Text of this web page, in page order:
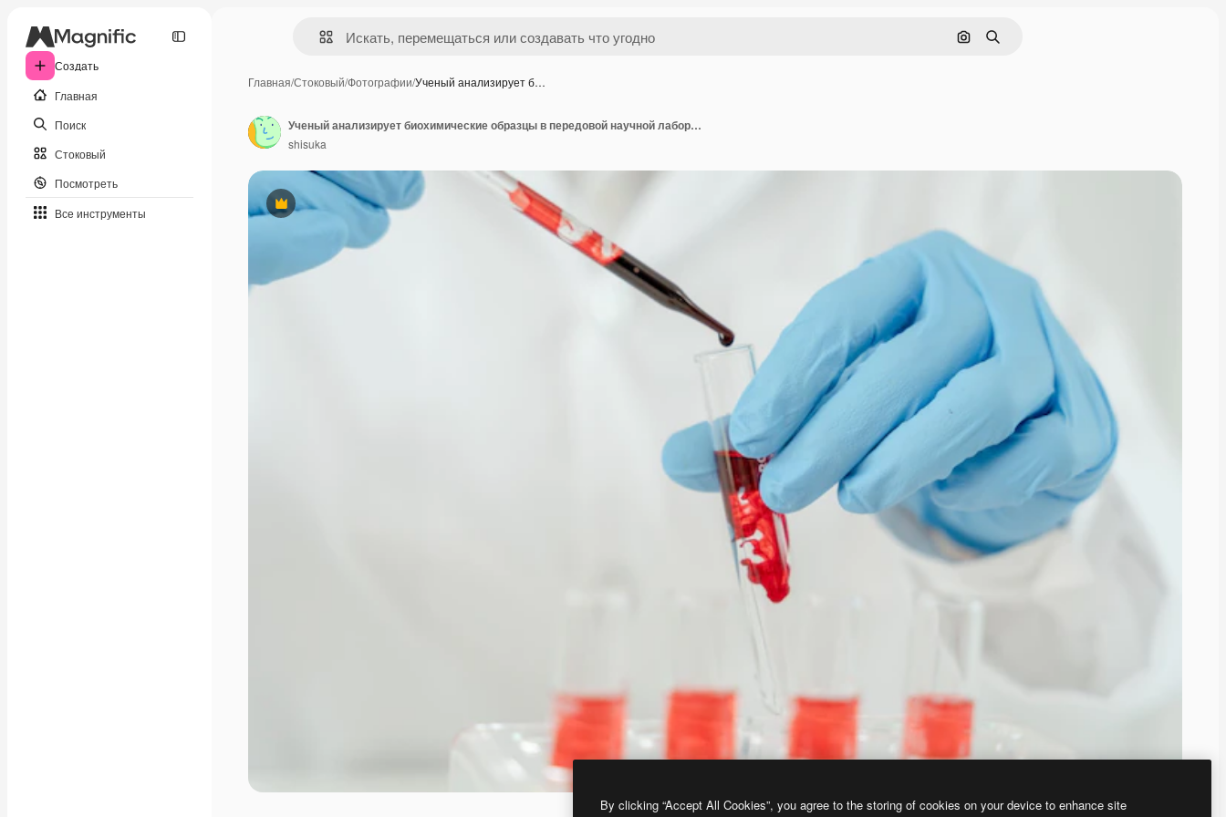
Создать
Главная
Поиск
Стоковый
Посмотреть
Все инструменты
Поиск по изображению
Поиск
Главная/Стоковый/Фотографии/Ученый анализирует б…
Премиум
Ученый анализирует биохимические образцы в передовой научной лаборатории
shisuka
By clicking “Accept All Cookies”, you agree to the storing of cookies on your device to enhance site